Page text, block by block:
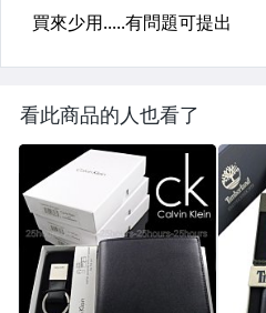
看此商品的人也看了